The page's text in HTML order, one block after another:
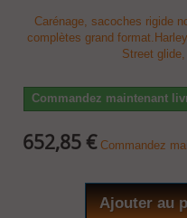
Carénage, sacoches rigide
complètes grand
Street
Commandez maintenant
652,85 € Commandez
Ajouter au